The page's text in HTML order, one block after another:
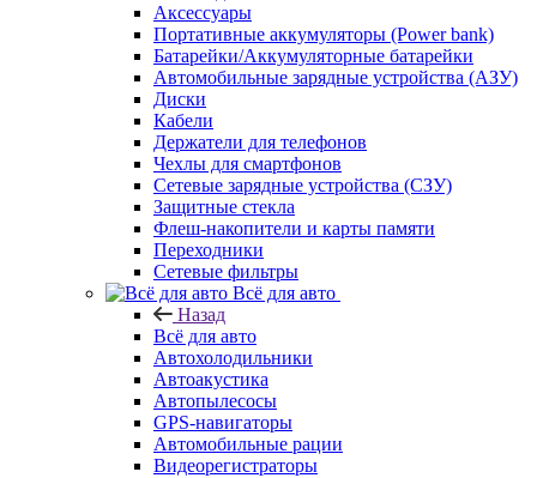
Аксессуары
Портативные аккумуляторы (Power bank)
Батарейки/Аккумуляторные батарейки
Автомобильные зарядные устройства (АЗУ)
Диски
Кабели
Держатели для телефонов
Чехлы для смартфонов
Сетевые зарядные устройства (СЗУ)
Защитные стекла
Флеш-накопители и карты памяти
Переходники
Сетевые фильтры
Всё для авто
Назад
Всё для авто
Автохолодильники
Автоакустика
Автопылесосы
GPS-навигаторы
Автомобильные рации
Видеорегистраторы